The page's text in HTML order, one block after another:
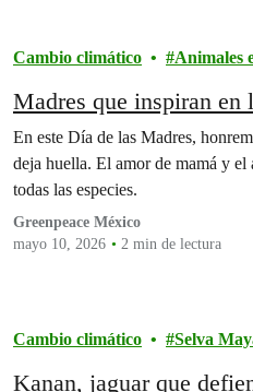
Cambio climático Animales
Madres que inspiran en
En este Día de las Madres,
deja huella. El amor de mamá y
todas las especies.
Greenpeace México
mayo 10, 2026
2 min de lectura
Cambio climático Selva
Kanan, jaguar que